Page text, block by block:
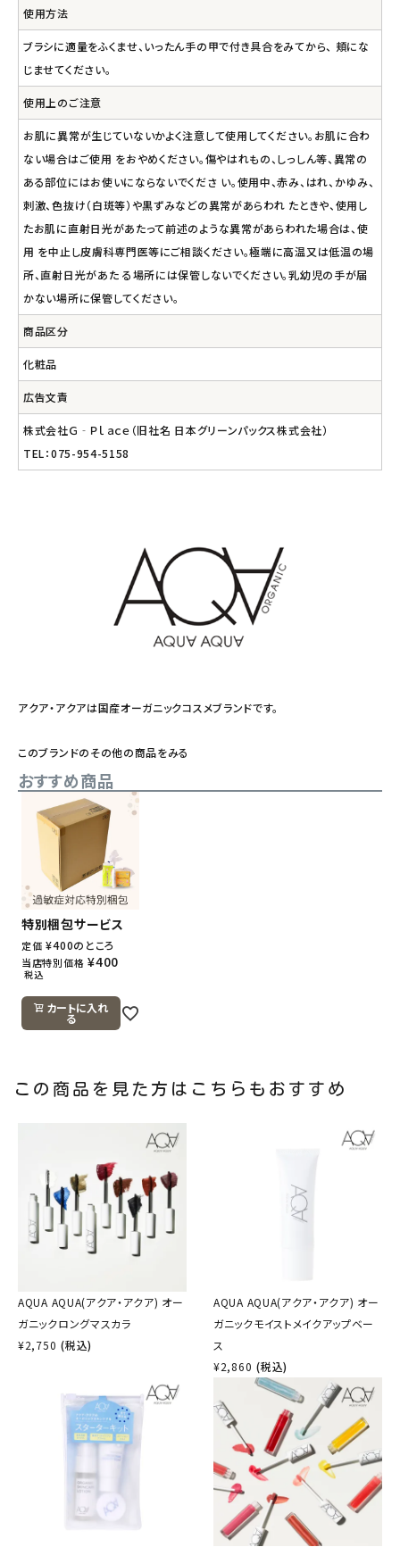
使用方法
ブラシに適量をふくませ、いったん手の甲で付き具合をみてから、 頬にな
じませてください。
使用上のご注意
お肌に異常が生じていないかよく注意して使用してください。お肌に合わ
ない場合はご使用 をおやめください。傷やはれもの、しっしん等、異常の
ある部位にはお使いにならないでくださ い。使用中、赤み、はれ、かゆみ、
刺激、色抜け（白斑等）や黒ずみなどの異常があらわれ たときや、使用し
たお肌に直射日光があたって前述のような異常があらわれた場合は、使
用 を中止し皮膚科専門医等にご相談ください。極端に高温又は低温の場
所、直射日光があた る場所には保管しないでください。乳幼児の手が届
かない場所に保管してください。
商品区分
化粧品
広告文責
株式会社Ｇ‐Ｐｌａｃｅ（旧社名 日本グリーンパックス株式会社）
TEL：075-954-5158
アクア・アクアは国産オーガニックコスメブランドです。
このブランドのその他の商品をみる
おすすめ商品
特別梱包サービス
定価 ¥400のところ
当店特別価格 ¥400
税込
カートに入れ
る
この商品を見た方はこちらもおすすめ
AQUA AQUA(アクア・アクア) オー
ガニックロングマスカラ
¥2,750 (税込)
AQUA AQUA(アクア・アクア) オー
ガニックモイストメイクアップベー
ス
¥2,860 (税込)